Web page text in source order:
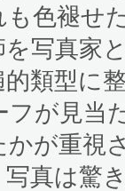
色褪せ
写真家
類型に
フが見当
かが重視
真は驚